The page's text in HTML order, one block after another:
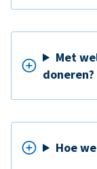
Met
doneren?
Hoe